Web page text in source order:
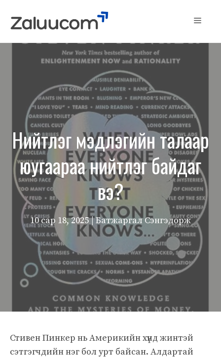
Menu
Нийтлэг мэдлэгийн талаар
юугаараа нийтлэг байдаг
вэ?
10 сар 18, 2025 | Батжаргал Сэнгэдорж
Стивен Пинкер нь Америкийн хүнд жинтэй
сэтгэгчдийн нэг бол урт байсан. Алдартай